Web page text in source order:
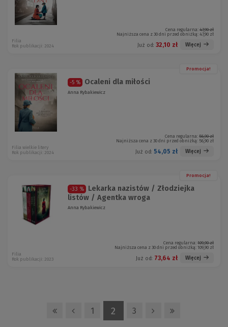
Cena regularna: 47,90 zł
Najniższa cena z 30 dni przed obniżką: 47,90 zł
Już od: 32,10 zł Więcej
Filia
Rok publikacji: 2024
Promocja!
-5 % Ocaleni dla miłości
Anna Rybakiewicz
Cena regularna: 56,90 zł
Najniższa cena z 30 dni przed obniżką: 56,90 zł
Już od: 54,05 zł Więcej
Filia wielkie litery
Rok publikacji: 2024
Promocja!
-33 %
Lekarka nazistów / Złodziejka
listów / Agentka wroga
Anna Rybakiewicz
Cena regularna: 109,90 zł
Najniższa cena z 30 dni przed obniżką: 109,90 zł
Już od: 73,64 zł Więcej
Filia
Rok publikacji: 2023
1 2 3